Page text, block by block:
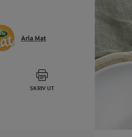
Arla Mat
SKRIV UT